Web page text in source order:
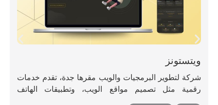
ويتستونز
شركة لتطوير البرمجيات والويب مقرها جدة، تقدم خدمات
رقمية مثل تصميم مواقع الويب، وتطبيقات الهاتف